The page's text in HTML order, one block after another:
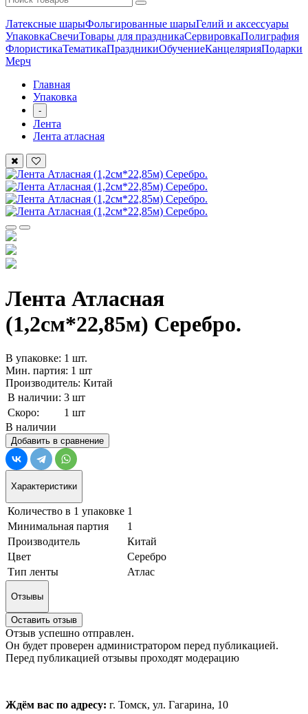
Латексные шарыФольгированные шарыГелий и аксессуары
УпаковкаСвечиТовары для праздникаСервировкаПолиграфия
ФлористикаТематикаПраздникиОбучениеКанцелярияПодарки
Мерч
Главная
Упаковка
-
Лента
Лента атласная
Лента Атласная
(1,2см*22,85м) Серебро.
В упаковке: 1 шт.
Мин. партия: 1 шт
Производитель: Китай
В наличии: 3 шт
Скоро:
1 шт
В наличии
Добавить в сравнение
Характеристики
Количество в 1 упаковке 1
Минимальная партия
1
Производитель
Китай
Цвет
Серебро
Тип ленты
Атлас
Отзывы
Оставить отзыв
Отзыв успешно отправлен.
Он будет проверен администратором перед публикацией.
Перед публикацией отзывы проходят модерацию
Ждём вас по адресу: г. Томск, ул. Гагарина, 10